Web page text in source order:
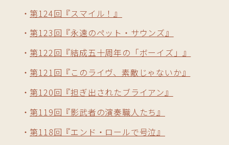
第124回『スマイル！』
第123回『永遠のペット・サウンズ』
第122回『結成五十周年の「ボーイズ」』
第121回『このライヴ、素敵じゃないか』
第120回『担ぎ出されたブライアン』
第119回『影武者の演奏職人たち』
第118回『エンド・ロールで号泣』